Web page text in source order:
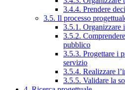
3.4.4. Prendere
3.5. Il processo
3.5.1. Organizzare
3.5.2.
pubblico
3.5.3. Progettare i
servizio
3.5.4. Realizzare
3.5.5. Validare la